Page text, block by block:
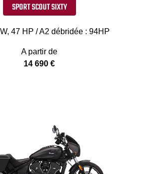
SPORT SCOUT SIXTY
47 HP / A2 débridée : 94HP
A partir de
14 690 €